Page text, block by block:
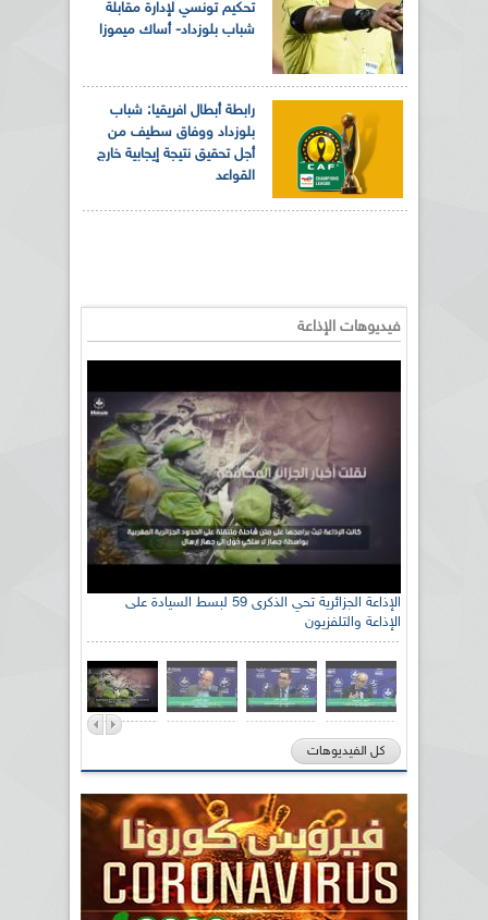
تحكيم تونسي لإدارة مقابلة
شباب بلوزداد- أساك ميموزا
رابطة أبطال افريقيا: شباب
بلوزداد ووفاق سطيف من
أجل تحقيق نتيجة إيجابية خارج
القواعد
فيديوهات الإذاعة
الإذاعة الجزائرية تحي الذكرى 59 لبسط السيادة على
الإذاعة والتلفزيون
كل الفيديوهات